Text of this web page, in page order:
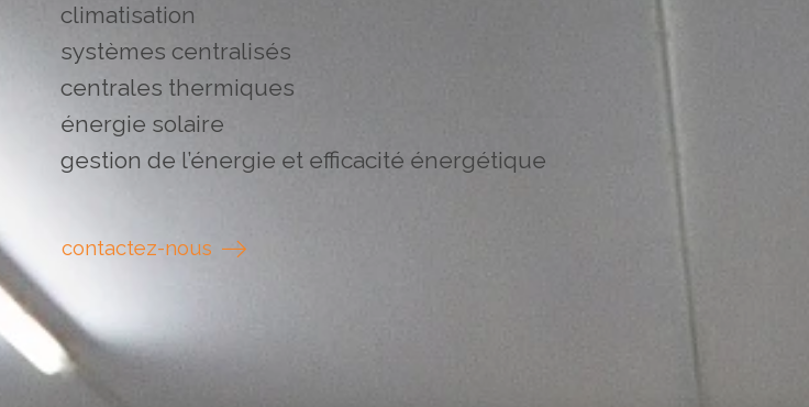
climatisation
systèmes centralisés
centrales thermiques
énergie solaire
gestion de l’énergie et efficacité énergétique
contactez-nous